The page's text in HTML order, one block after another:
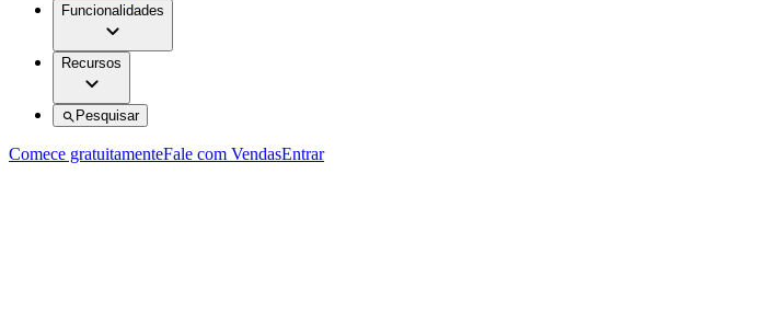
Funcionalidades
Recursos
Pesquisar
Comece gratuitamenteFale com VendasEntrar